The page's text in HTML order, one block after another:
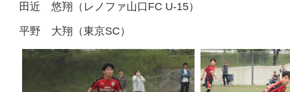
田近 悠翔（レノファ山口FC U-15）
平野 大翔（東京SC）